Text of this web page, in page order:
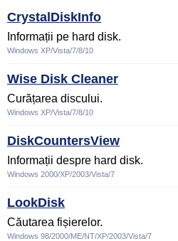
CrystalDiskInfo
Informații pe hard disk.
Windows XP/Vista/7/8/10
Wise Disk Cleaner
Curățarea discului.
Windows XP/Vista/7/8/10
DiskCountersView
Informații despre hard disk.
Windows 2000/XP/2003/Vista/7
LookDisk
Căutarea fișierelor.
Windows 98/2000/ME/NT/XP/2003/Vista/7